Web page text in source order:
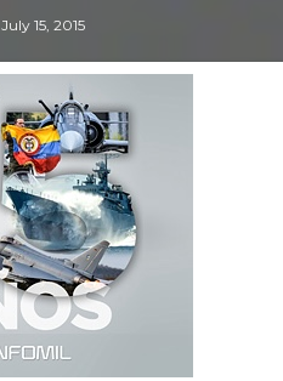
July 15, 2015